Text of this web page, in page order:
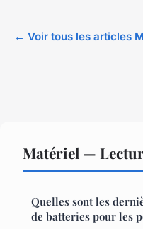
← Voir tous les articles
Matériel —
Quelles sont les
de batteries pour les